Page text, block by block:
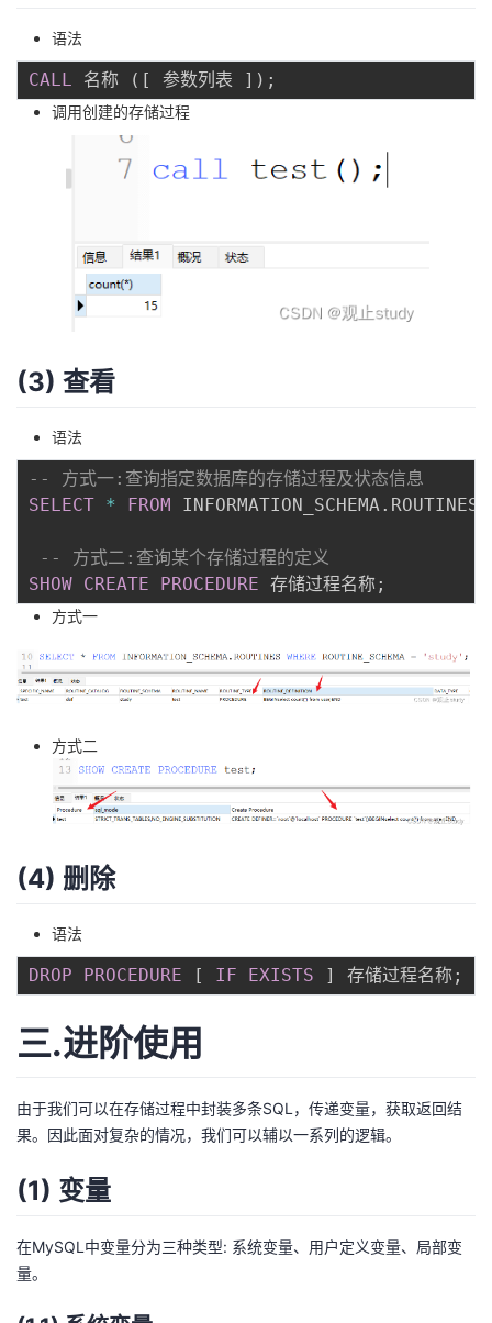
语法
CALL 名称 ( [ 参数列表 ] ) ;
调用创建的存储过程
(3) 查看
语法
-- 方式一:查询指定数据库的存储过程及状态信息
SELECT * FROM INFORMATION_SCHEMA . ROUTINES
-- 方式二:查询某个存储过程的定义
SHOW CREATE PROCEDURE 存储过程名称 ;
方式一
方式二
(4) 删除
语法
DROP PROCEDURE [ IF EXISTS ] 存储过程名称 ;
三.进阶使用
由于我们可以在存储过程中封装多条SQL，传递变量，获取返回结
果。因此面对复杂的情况，我们可以辅以一系列的逻辑。
(1) 变量
在MySQL中变量分为三种类型: 系统变量、用户定义变量、局部变
量。